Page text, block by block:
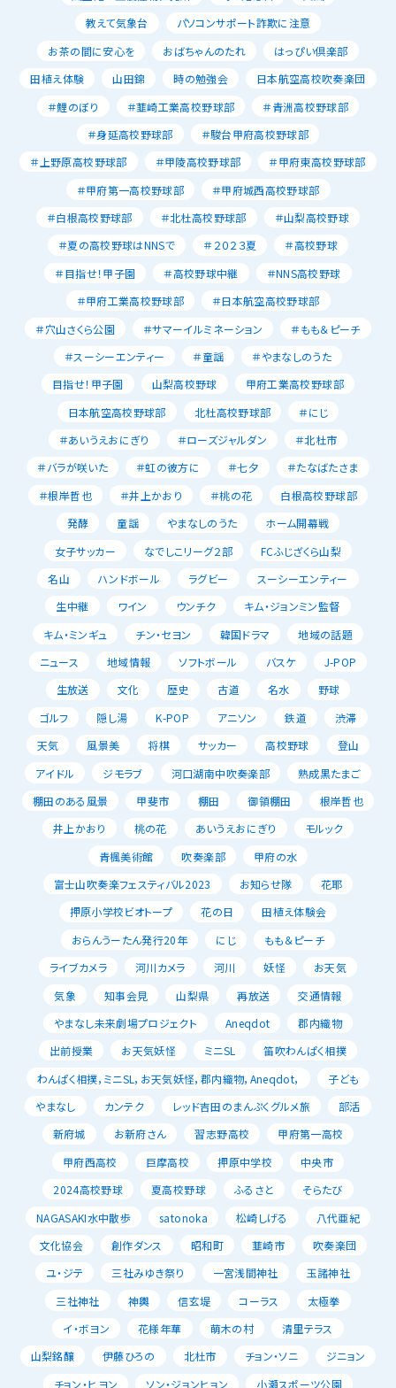
教えて気象台
パソコンサポート詐欺に注意
お茶の間に安心を
おばちゃんのたれ
はっぴい倶楽部
田植え体験
山田錦 時の勉強会
日本航空高校吹奏楽団
＃鯉のぼり
＃韮崎工業高校野球部
＃青洲高校野球部
＃身延高校野球部
＃駿台甲府高校野球部
＃上野原高校野球部
＃甲陵高校野球部
＃甲府東高校野球部
＃甲府第一高校野球部
＃甲府城西高校野球部
＃白根高校野球部
＃北杜高校野球部
＃山梨高校野球
＃夏の高校野球はNNSで
＃２０２３夏
＃高校野球
＃目指せ！甲子園
＃高校野球中継
＃NNS高校野球
＃甲府工業高校野球部
＃日本航空高校野球部
＃穴山さくら公園
＃サマーイルミネーション
＃もも＆ピーチ
＃スーシーエンティー
＃童謡
＃やまなしのうた
目指せ！甲子園
山梨高校野球
甲府工業高校野球部
日本航空高校野球部
北杜高校野球部
＃にじ
＃あいうえおにぎり
＃ローズジャルダン
＃北杜市
＃バラが咲いた
＃虹の彼方に ＃七夕
＃たなばたさま
＃根岸哲也
＃井上かおり ＃桃の花
白根高校野球部
発酵
童謡 やまなしのうた
ホーム開幕戦
女子サッカー
なでしこリーグ２部
FCふじざくら山梨
名山
ハンドボール ラグビー
スーシーエンティー
生中継
ワイン ウンチク
キム・ジョンミン監督
キム・ミンギュ
チン・セヨン 韓国ドラマ
地域の話題
ニュース
地域情報 ソフトボール バスケ
J-POP
生放送
文化 歴史 古道 名水
野球
ゴルフ
隠し湯 K-POP アニソン 鉄道
渋滞
天気
風景美 将棋 サッカー 高校野球
登山
アイドル
ジモラブ 河口湖南中吹奏楽部
熟成黒たまご
棚田のある風景
甲斐市 棚田 御領棚田
根岸哲也
井上かおり
桃の花 あいうえおにぎり
モルック
青楓美術館
吹奏楽部
甲府の水
富士山吹奏楽フェスティバル2023
お知らせ隊
花耶
押原小学校ビオトープ
花の日
田植え体験会
おらんうーたん発行20年
にじ
もも＆ピーチ
ライブカメラ
河川カメラ 河川 妖怪
お天気
気象
知事会見 山梨県 再放送
交通情報
やまなし未来劇場プロジェクト
Aneqdot
郡内織物
出前授業
お天気妖怪 ミニSL
笛吹わんぱく相撲
わんぱく相撲，ミニSL，お天気妖怪，郡内織物，Aneqdot，
子ども
やまなし
カンテク レッド吉田のまんぷくグルメ旅
部活
新府城
お新府さん 習志野高校
甲府第一高校
甲府西高校
巨摩高校 押原中学校
中央市
2024高校野球
夏高校野球 ふるさと
そらたび
NAGASAKI水中散歩
satonoka 松崎しげる
八代亜紀
文化協会
創作ダンス 昭和町 韮崎市
吹奏楽団
ユ・ジテ
三社みゆき祭り 一宮浅間神社
玉諸神社
三社神社
神輿 信玄堤 コーラス
太極拳
イ・ボヨン
花様年華 萌木の村
清里テラス
山梨銘醸
伊藤ひろの 北杜市 チョン・ソニ
ジニョン
チョン・ヒヨン
ソン・ジョンヒョン 小瀬スポーツ公園